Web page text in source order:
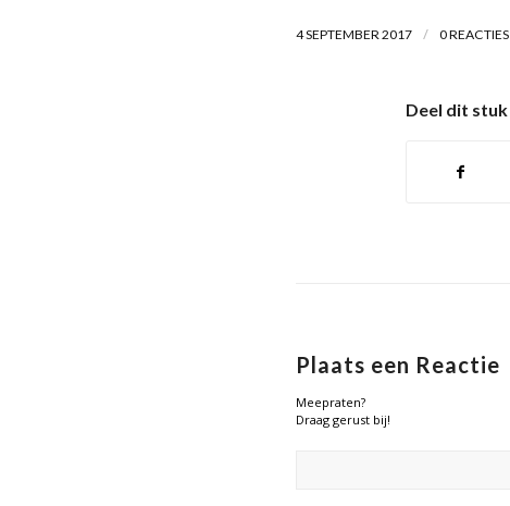
4 SEPTEMBER 2017 / 0 REACTIES
Deel dit stuk
Plaats een Reactie
Meepraten?
Draag gerust bij!